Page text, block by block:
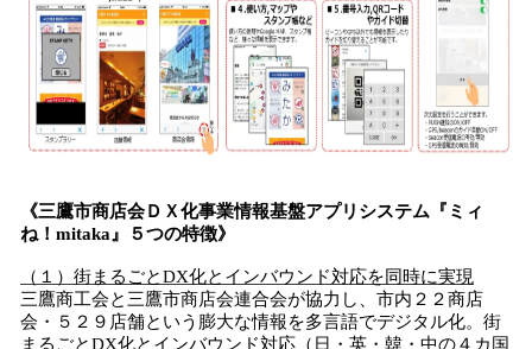
《三鷹市商店会ＤＸ化事業情報基盤アプリシステム『ミィ
ね！mitaka』５つの特徴》
（１）街まるごとDX化とインバウンド対応を同時に実現
三鷹商工会と三鷹市商店会連合会が協力し、市内２２商店
会・５２９店舗という膨大な情報を多言語でデジタル化。街
まるごとDX化とインバウンド対応（日・英・韓・中の４カ国